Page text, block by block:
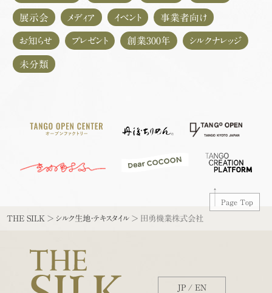
展示会 メディア イベント 事業者向け
お知らせ プレゼント 創業300年 シルクナレッジ
未分類
Page Top
THE SILK > シルク生地・テキスタイル > 田勇機業株式会社
JP /EN